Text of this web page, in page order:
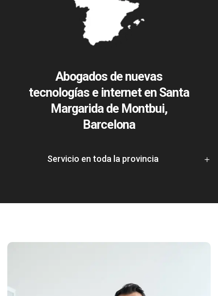
Abogados de nuevas
tecnologías e internet en Santa
Margarida de Montbui,
Barcelona
Servicio en toda la provincia